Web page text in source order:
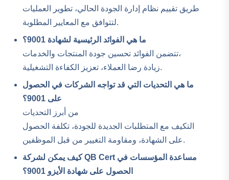
طريق تقييم نظام إدارة الجودة الحالي، تطوير العمليات
لتتوافق مع المعايير المطلوبة.
ما هي الفوائد الرئيسية لشهادة 9001؟
تتضمن الفوائد تحسين جودة المنتجات والخدمات،
زيادة رضا العملاء، تعزيز الكفاءة التشغيلية.
ما هي التحديات التي قد تواجه الشركات في الحصول
على 9001؟
من أبرز التحديات
التكيف مع المتطلبات الجديدة للجودة، تكلفة الحصول
على الشهادة، ومقاومة التغيير من قبل الموظفين.
كيف يمكن لشركة QB Cert مساعدة المؤسسات في
الحصول على شهادة الأيزو 9001؟